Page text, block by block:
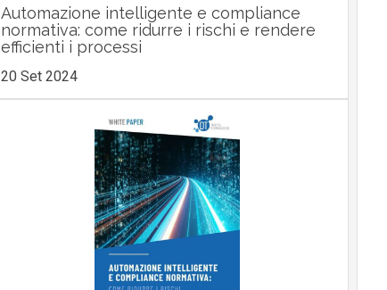
Automazione intelligente e compliance
normativa: come ridurre i rischi e rendere
efficienti i processi
20 Set 2024